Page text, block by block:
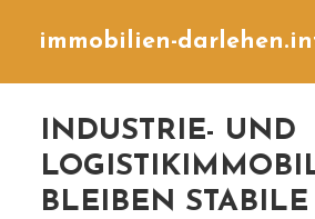
immobilien-
INDUSTRIE- UND
BLEIBEN STABILE